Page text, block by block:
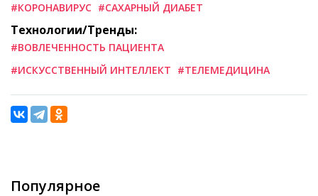
#КОРОНАВИРУС #САХАРНЫЙ ДИАБЕТ
Технологии/Тренды:
#ВОВЛЕЧЕННОСТЬ ПАЦИЕНТА
#ИСКУССТВЕННЫЙ ИНТЕЛЛЕКТ #ТЕЛЕМЕДИЦИНА
Популярное